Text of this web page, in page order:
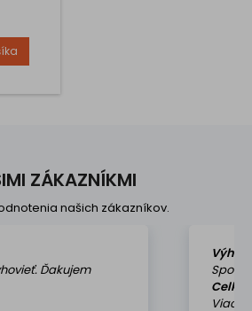
ZÁKAZNÍKMI
našich zákazníkov.
Ďakujem